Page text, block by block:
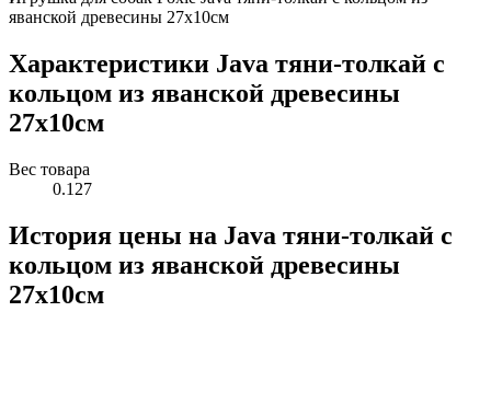
яванской древесины 27х10см
Характеристики Java тяни-толкай c
кольцом из яванской древесины
27х10см
Вес товара
0.127
История цены на Java тяни-толкай c
кольцом из яванской древесины
27х10см